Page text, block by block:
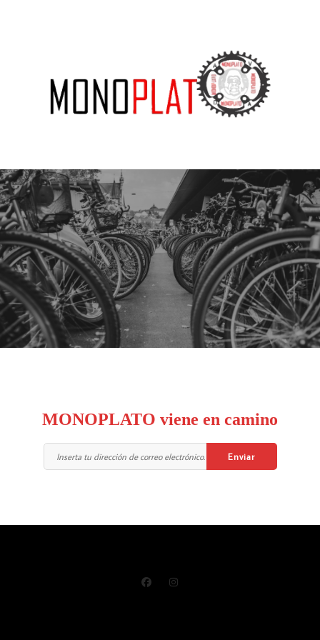
MONOPLATO viene en camino
SUBSCRIBE US